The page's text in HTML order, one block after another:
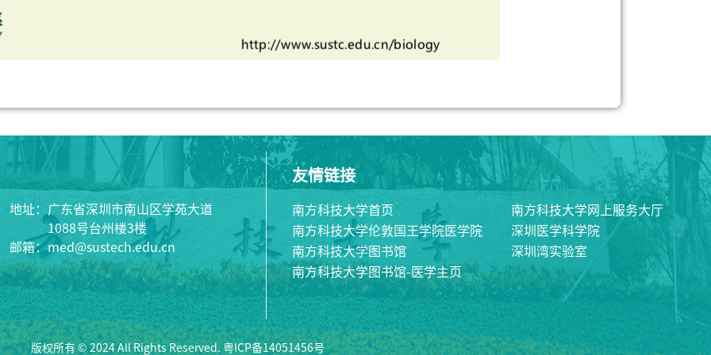
地址：广东省深圳市南山区学苑大道
1088号台州楼3楼
邮箱：med@sustech.edu.cn
友情链接
南方科技大学首页
南方科技大学伦敦国王学院医学院
南方科技大学图书馆
南方科技大学图书馆-医学主页
南方科技大学网上服务大厅
深圳医学科学院
深圳湾实验室
版权所有 © 2024 All Rights Reserved. 粤ICP备14051456号